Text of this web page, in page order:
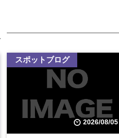
スポットブログ
2026/08/05